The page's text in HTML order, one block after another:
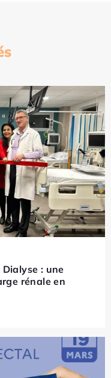
: une
rénale en